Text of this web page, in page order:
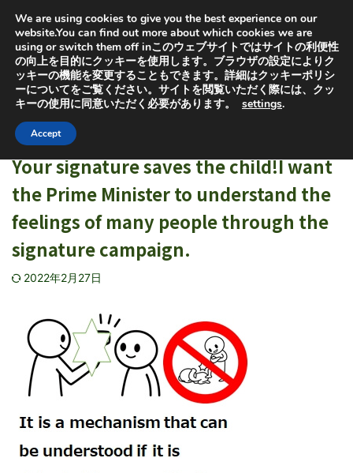
取っています。子供を救うためにも特許出願中の虐待検知
器普及にご協力ください
HOME > English version >
English version
Your signature saves the child!I want
the Prime Minister to understand the
feelings of many people through the
signature campaign.
2022年2月27日
We are using cookies to give you the best experience on our
website.You can find out more about which cookies we are
using or switch them off inこのウェブサイトではサイトの利便性
の向上を目的にクッキーを使用します。ブラウザの設定によりク
ッキーの機能を変更することもできます。詳細はクッキーポリシ
ーについてをご覧ください。サイトを閲覧いただく際には、クッ
キーの使用に同意いただく必要があります。 settings.
Accept